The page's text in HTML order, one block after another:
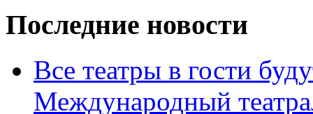
Последние новости
Все театры в гости
Международный